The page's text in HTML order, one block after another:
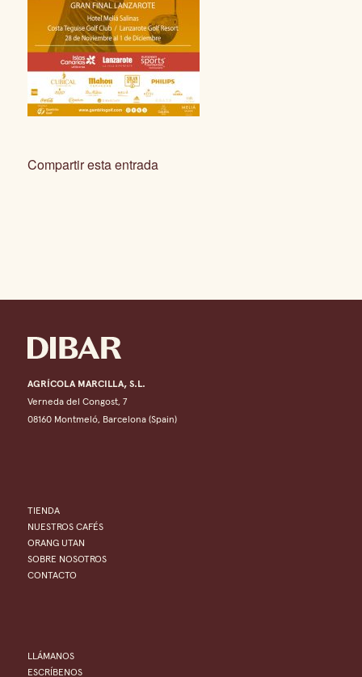
Compartir esta entrada
AGRÍCOLA MARCILLA, S.L.
Verneda del Congost, 7
08160 Montmeló, Barcelona (Spain)
TIENDA
NUESTROS CAFÉS
ORANG UTAN
SOBRE NOSOTROS
CONTACTO
LLÁMANOS
ESCRÍBENOS